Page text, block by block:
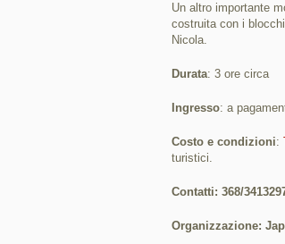
Un altro importante
costruita con i
Nicola.
Durata: 3 ore circa
Ingresso: a
Costo e condizioni:
turistici.
Contatti: 368/
Organizzazione: